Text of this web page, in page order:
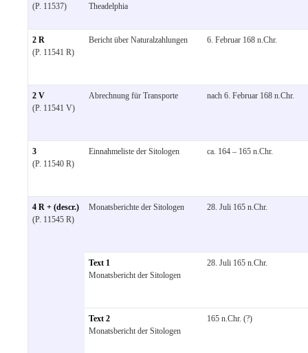
(P. 11537)
Theadelphia
2 R
(P. 11541 R)
Bericht über Naturalzahlungen 6. Februar 168 n.Chr.
2 V
(P. 11541 V)
Abrechnung für Transporte nach 6. Februar 168 n.Chr.
3
(P. 11540 R)
Einnahmeliste der Sitologen ca. 164 – 165 n.Chr.
4 R + (descr.)
(P. 11545 R)
Monatsberichte der Sitologen 28. Juli 165 n.Chr.
Text 1
Monatsbericht der Sitologen
28. Juli 165 n.Chr.
Text 2
Monatsbericht der Sitologen
165 n.Chr. (?)